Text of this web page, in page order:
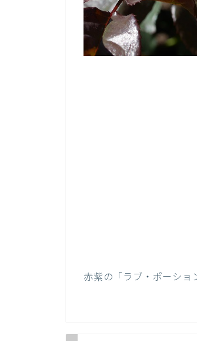
赤紫の「ラブ・ポーショ